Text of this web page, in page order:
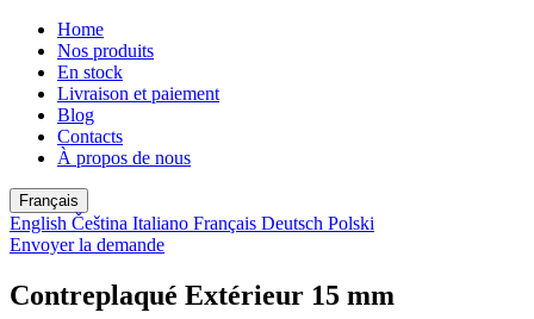
Home
Nos produits
En stock
Livraison et paiement
Blog
Contacts
À propos de nous
Français
English Čeština Italiano Français Deutsch Polski
Envoyer la demande
Contreplaqué Extérieur 15 mm